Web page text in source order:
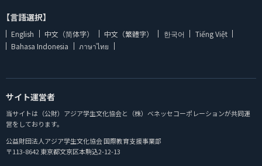
【言語選択】
English 中文（简体字） 中文（繁體字） 한국어
Tiếng Việt
Bahasa Indonesia
ภาษาไทย
サイト運営者
当サイトは（公財）アジア学生文化協会と（株）ベネッセコーポレーションが共同運
営をしております。
公益財団法人アジア学生文化協会 国際教育支援事業部
〒113-8642 東京都文京区本駒込2-12-13